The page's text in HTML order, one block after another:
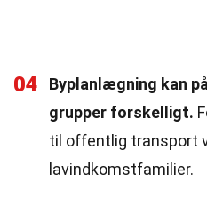
04
Byplanlægning kan
grupper forskelligt.
til offentlig transport
lavindkomstfamilier.